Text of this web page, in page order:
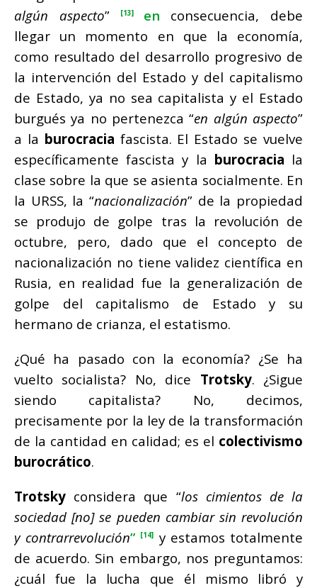
algún aspecto” [13] en consecuencia, debe
llegar un momento en que la economía,
como resultado del desarrollo progresivo de
la intervención del Estado y del capitalismo
de Estado, ya no sea capitalista y el Estado
burgués ya no pertenezca “en algún aspecto”
a la burocracia fascista. El Estado se vuelve
específicamente fascista y la burocracia la
clase sobre la que se asienta socialmente. En
la URSS, la “nacionalización” de la propiedad
se produjo de golpe tras la revolución de
octubre, pero, dado que el concepto de
nacionalización no tiene validez científica en
Rusia, en realidad fue la generalización de
golpe del capitalismo de Estado y su
hermano de crianza, el estatismo.
¿Qué ha pasado con la economía? ¿Se ha
vuelto socialista? No, dice Trotsky. ¿Sigue
siendo capitalista? No, decimos,
precisamente por la ley de la transformación
de la cantidad en calidad; es el colectivismo
burocrático.
Trotsky considera que “los cimientos de la
sociedad [no] se pueden cambiar sin revolución
y contrarrevolución” [14] y estamos totalmente
de acuerdo. Sin embargo, nos preguntamos:
¿cuál fue la lucha que él mismo libró y